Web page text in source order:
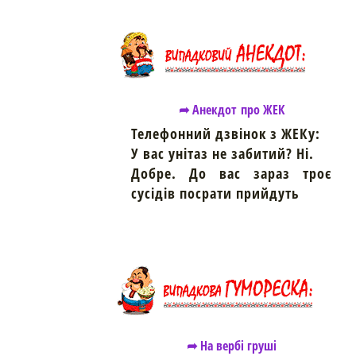
➦ Анекдот про ЖЕК
Телефонний дзвінок з ЖЕКу:
У вас унітаз не забитий? Ні.
Добре. До вас зараз троє
сусідів поcрати прийдуть
➦ На вербі груші